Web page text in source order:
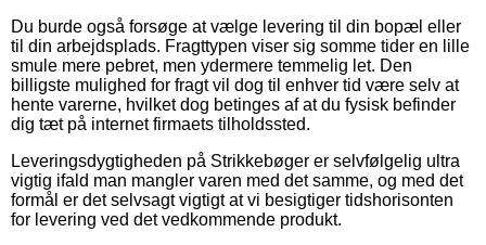
Du burde også forsøge at vælge levering til din bopæl eller
til din arbejdsplads. Fragttypen viser sig somme tider en lille
smule mere pebret, men ydermere temmelig let. Den
billigste mulighed for fragt vil dog til enhver tid være selv at
hente varerne, hvilket dog betinges af at du fysisk befinder
dig tæt på internet firmaets tilholdssted.
Leveringsdygtigheden på Strikkebøger er selvfølgelig ultra
vigtig ifald man mangler varen med det samme, og med det
formål er det selvsagt vigtigt at vi besigtiger tidshorisonten
for levering ved det vedkommende produkt.